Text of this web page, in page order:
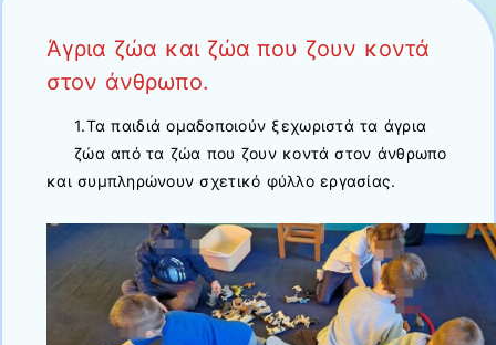
Άγρια ζώα και ζώα που ζουν κοντά
στον άνθρωπο.
1.Τα παιδιά ομαδοποιούν ξεχωριστά τα άγρια
ζώα από τα ζώα που ζουν κοντά στον άνθρωπο
και συμπληρώνουν σχετικό φύλλο εργασίας.